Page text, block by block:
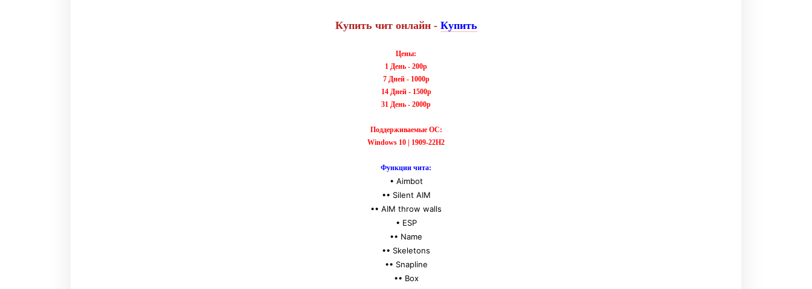
Купить чит онлайн - Купить
Цены:
1 День - 200р
7 Дней - 1000р
14 Дней - 1500р
31 День - 2000р
Поддерживаемые ОС:
Windows 10 | 1909-22H2
Функции чита:
• Aimbot
•• Silent AIM
•• AIM throw walls
• ESP
•• Name
•• Skeletons
•• Snapline
•• Box